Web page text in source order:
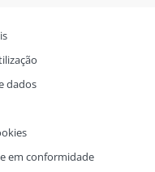
dados
em conformidade